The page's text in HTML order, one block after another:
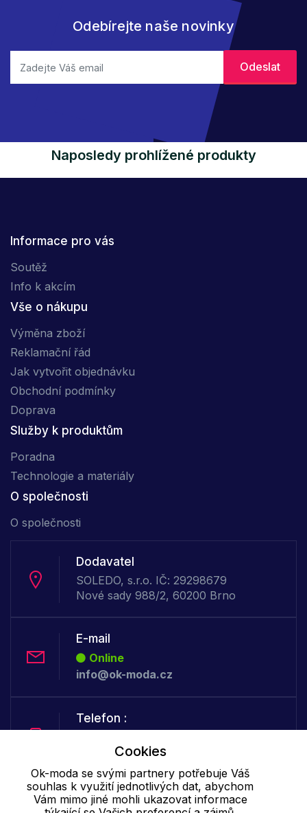
Odebírejte naše novinky
Naposledy prohlížené produkty
Informace pro vás
Soutěž
Info k akcím
Vše o nákupu
Výměna zboží
Reklamační řád
Jak vytvořit objednávku
Obchodní podmínky
Doprava
Služby k produktům
Poradna
Technologie a materiály
O společnosti
O společnosti
Dodavatel
SOLEDO, s.r.o. IČ: 29298679
Nové sady 988/2, 60200 Brno
E-mail
Online
info@ok-moda.cz
Telefon :
+420 702 000 160
Cookie - podrobné nastavení | Další informace
Ochrana osobních
Cookies
Ok-moda se svými partnery potřebuje Váš
souhlas k využití jednotlivých dat, abychom
Vám mimo jiné mohli ukazovat informace